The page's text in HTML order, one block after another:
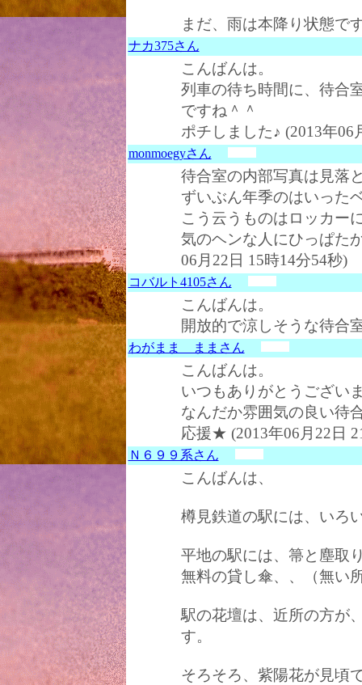
まだ、雨は本降り状態で
ナカ375さん
こんばんは。
列車の待ち時間に、待合
ですね＾＾
ポチしました♪ (2013年06
monmoegyさん
待合室の内部写真は見落
ずいぶん年季のはいった
こう云うものはロッカー
気のヘンな人にひっぱた
06月22日 15時14分54秒)
コバルト4105さん
こんばんは。
開放的で涼しそうな待合
わがまま ままさん
こんばんは。
いつもありがとうござい
なんだか雰囲気の良い待
応援★ (2013年06月22日
Ｎ６９９系さん
こんばんは、
樽見鉄道の駅には、いろ
平地の駅には、箒と塵取
無料の貸し傘、、（無い
駅の花壇は、近所の方が
す。
そろそろ、紫陽花が見頃